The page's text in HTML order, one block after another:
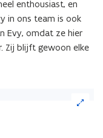
enthousiast, en
in ons team is ook
Evy, omdat ze hier
Zij blijft gewoon elke